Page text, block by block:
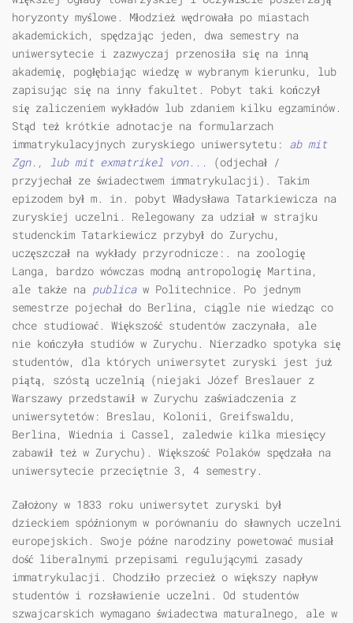
horyzonty myślowe. Młodzież wędrowała po miastach
akademickich, spędzając jeden, dwa semestry na
uniwersytecie i zazwyczaj przenosiła się na inną
akademię, pogłębiając wiedzę w wybranym kierunku, lub
zapisując się na inny fakultet. Pobyt taki kończył
się zaliczeniem wykładów lub zdaniem kilku egzaminów.
Stąd też krótkie adnotacje na formularzach
immatrykulacyjnych zuryskiego uniwersytetu: ab mit
Zgn., lub mit exmatrikel von...
(odjechał /
przyjechał ze świadectwem immatrykulacji). Takim
epizodem był m. in. pobyt Władysława Tatarkiewicza na
zuryskiej uczelni. Relegowany za udział w strajku
studenckim Tatarkiewicz przybył do Zurychu,
uczęszczał na wykłady przyrodnicze:. na zoologię
Langa, bardzo wówczas modną antropologię Martina,
ale także na publicaw Politechnice. Po jednym
semestrze pojechał do Berlina, ciągle nie wiedząc co
chce studiować. Większość studentów zaczynała, ale
nie kończyła studiów w Zurychu. Nierzadko spotyka się
studentów, dla których uniwersytet zuryski jest już
piątą, szóstą uczelnią (niejaki Józef Breslauer z
Warszawy przedstawił w Zurychu zaświadczenia z
uniwersytetów: Breslau, Kolonii, Greifswaldu,
Berlina, Wiednia i Cassel, zaledwie kilka miesięcy
zabawił też w Zurychu). Większość Polaków spędzała na
uniwersytecie przeciętnie 3, 4 semestry.
Założony w 1833 roku uniwersytet zuryski był
dzieckiem spóźnionym w porównaniu do sławnych uczelni
europejskich. Swoje późne narodziny powetować musiał
dość liberalnymi przepisami regulującymi zasady
immatrykulacji. Chodziło przecież o większy napływ
studentów i rozsławienie uczelni. Od studentów
szwajcarskich wymagano świadectwa maturalnego, ale w